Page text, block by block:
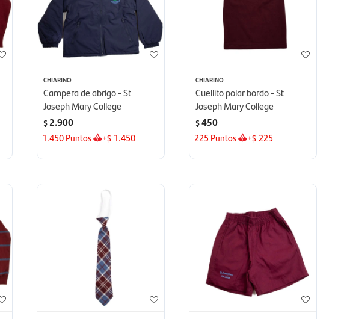
CHIARINO
Campera de abrigo - St
Joseph Mary College
$2.900
1.450Puntos +$ 1.450
CHIARINO
Cuellito polar bordo - St
Joseph Mary College
$450
225 Puntos +$ 225